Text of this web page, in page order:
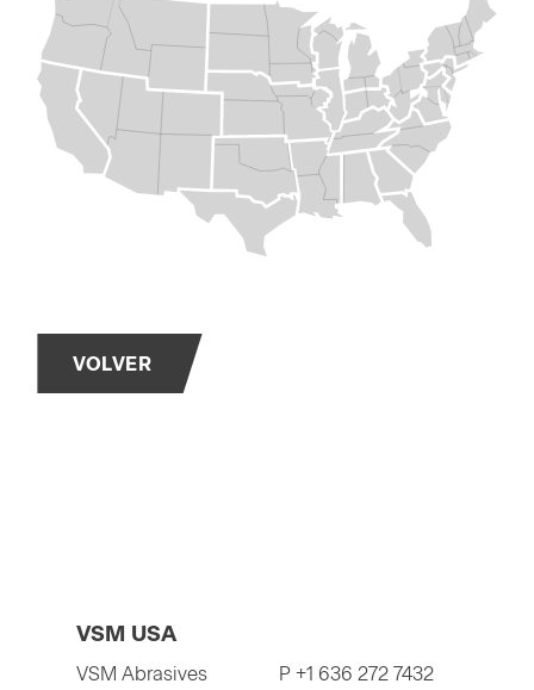
VOLVER
VSM USA
VSM Abrasives
P +1 636 272 7432